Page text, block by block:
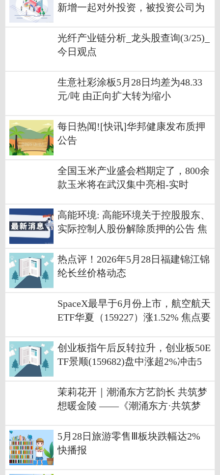
新增一起对外投资，被投资公司为
合伙）
光纤产业链分析_龙头股查询(3/25)_
今日观点
生意社彩涂板5月28日均差为48.33
元/吨 由正向扩大转为缩小
每日热闻![快讯]华邦健康发布质押
公告
全国玉米产业盛会档期定了，800余
款玉米将在武汉集中亮相-实时
高能环境: 高能环境关于控股股东、
实际控制人股份解除质押的公告 焦
热点评！2026年5月28日福建锦江锦
纶长丝价格动态
SpaceX最早于6月份上市，航空航天
ETF华夏（159227）涨1.52% 焦点要
创业板指午后反转拉升，创业板50E
TF景顺(159682)盘中涨超2%冲击5
茉莉花开｜潮涌东方艺韵长 共筑梦
想暖金陵 ——《潮涌东方·共筑梦
5月28日旅游零售Ⅲ板块跌幅达2%
快播报